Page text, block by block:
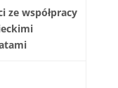
ze współpracy